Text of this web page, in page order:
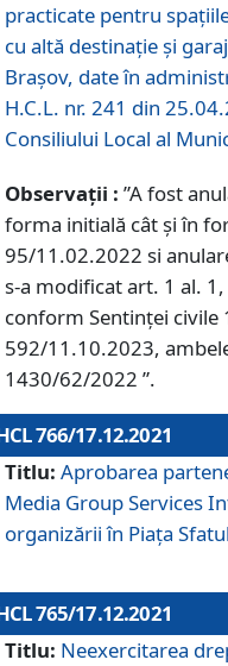
practicate pentru
cu altă destinaţie şi
Braşov, date în
H.C.L. nr. 241 din
Consiliului Local al
Observații : ”A fost
forma initială cât și în
95/11.02.2022 si
s-a modificat art. 1 al.
conform Sentinței civile
592/11.10.2023,
1430/62/2022 ”.
766/17.12.2021
Titlu: Aprobarea
Media Group Services
organizării în Piața
765/17.12.2021
Titlu: Neexercitarea